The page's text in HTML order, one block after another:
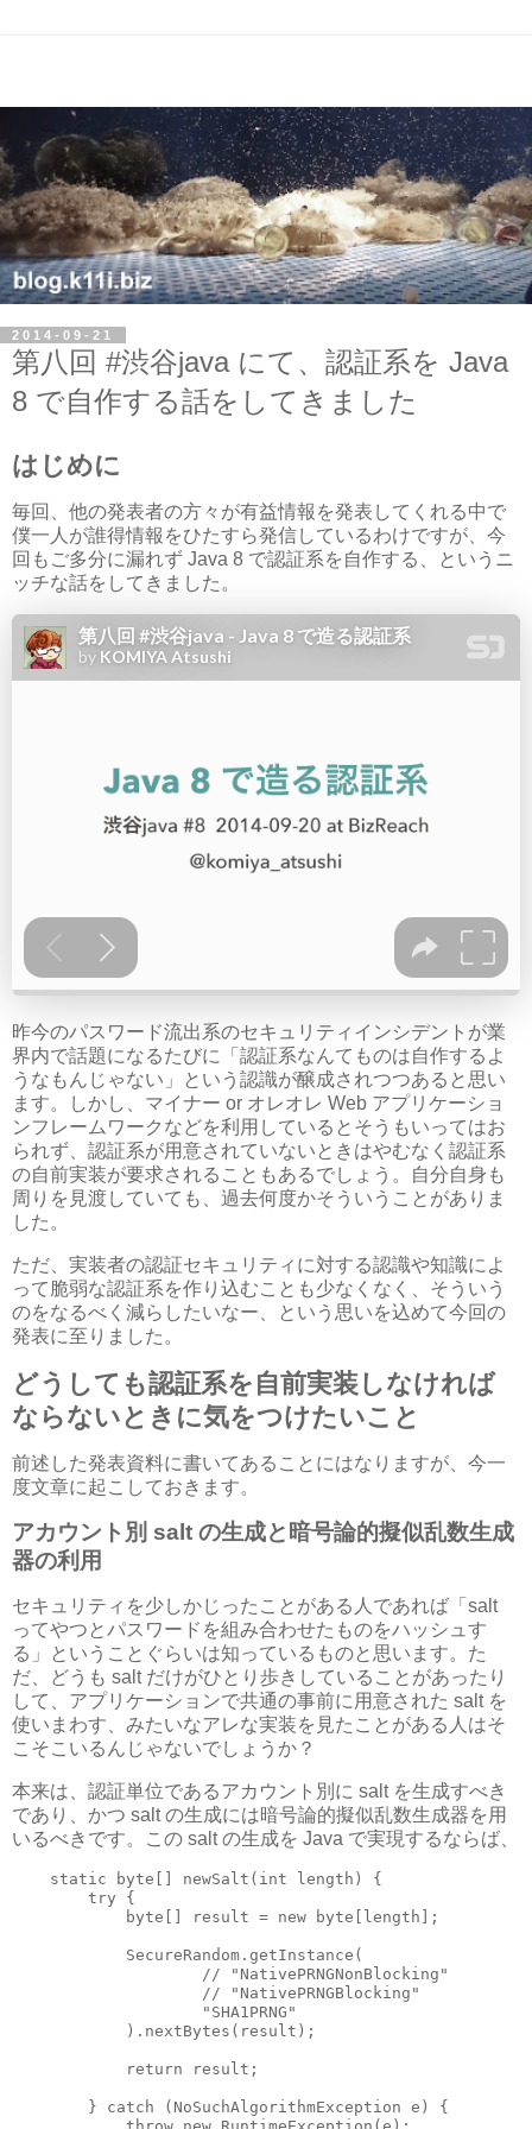
2014-09-21
第八回 #渋谷java にて、認証系を Java
8 で自作する話をしてきました
はじめに
毎回、他の発表者の方々が有益情報を発表してくれる中で
僕一人が誰得情報をひたすら発信しているわけですが、今
回もご多分に漏れず Java 8 で認証系を自作する、というニ
ッチな話をしてきました。
昨今のパスワード流出系のセキュリティインシデントが業
界内で話題になるたびに「認証系なんてものは自作するよ
うなもんじゃない」という認識が醸成されつつあると思い
ます。しかし、マイナー or オレオレ Web アプリケーショ
ンフレームワークなどを利用しているとそうもいってはお
られず、認証系が用意されていないときはやむなく認証系
の自前実装が要求されることもあるでしょう。自分自身も
周りを見渡していても、過去何度かそういうことがありま
した。
ただ、実装者の認証セキュリティに対する認識や知識によ
って脆弱な認証系を作り込むことも少なくなく、そういう
のをなるべく減らしたいなー、という思いを込めて今回の
発表に至りました。
どうしても認証系を自前実装しなければ
ならないときに気をつけたいこと
前述した発表資料に書いてあることにはなりますが、今一
度文章に起こしておきます。
アカウント別 salt の生成と暗号論的擬似乱数生成
器の利用
セキュリティを少しかじったことがある人であれば「salt
ってやつとパスワードを組み合わせたものをハッシュす
る」ということぐらいは知っているものと思います。た
だ、どうも salt だけがひとり歩きしていることがあったり
して、アプリケーションで共通の事前に用意された salt を
使いまわす、みたいなアレな実装を見たことがある人はそ
こそこいるんじゃないでしょうか？
本来は、認証単位であるアカウント別に salt を生成すべき
であり、かつ salt の生成には暗号論的擬似乱数生成器を用
いるべきです。この salt の生成を Java で実現するならば、
    static byte[] newSalt(int length) {
        try {
            byte[] result = new byte[length];
            SecureRandom.getInstance(
                    // "NativePRNGNonBlocking"
                    // "NativePRNGBlocking"
                    "SHA1PRNG"
            ).nextBytes(result);
            return result;
        } catch (NoSuchAlgorithmException e) {